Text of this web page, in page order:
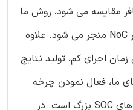
مقایسه می شود، روش ما
به کاهش 84٪ از کل سطح بافر NoC منجر می شود. علاوه
اجرای کم، تولید نتایج
ما، فعال نمودن چرخه
های طراحی سریع برای طراحی های SOC بزرگ است. در